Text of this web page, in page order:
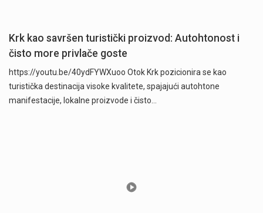
Krk kao savršen turistički proizvod: Autohtonost i
čisto more privlače goste
https://youtu.be/40ydFYWXuoo Otok Krk pozicionira se kao
turistička destinacija visoke kvalitete, spajajući autohtone
manifestacije, lokalne proizvode i čisto…